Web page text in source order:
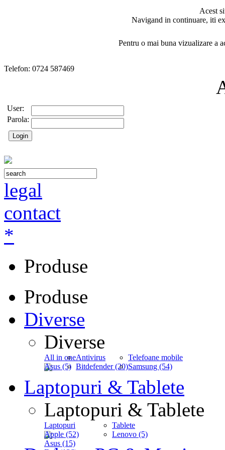
Acest
Navigand in continuare, iti
Pentru o mai buna vizualizare a
Telefon: 0724 587469
User:
Parola:
legal
contact
*
Produse
Produse
Diverse
Diverse
All in one
Asus (5)
Antivirus
Bitdefender (20)
Telefoane mobile
Samsung (54)
Laptopuri & Tablete
Laptopuri & Tablete
Laptopuri
Apple (52)
Asus (15)
Tablete
Lenovo (5)